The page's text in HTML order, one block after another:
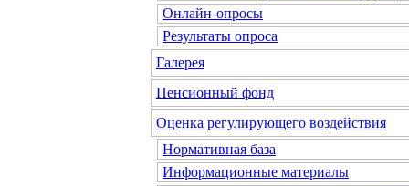
Онлайн-опросы
Результаты опроса
Галерея
Пенсионный фонд
Оценка регулирующего воздействия
Нормативная база
Информационные материалы